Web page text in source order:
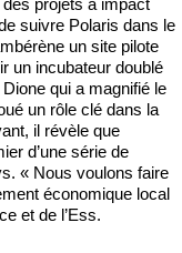
projets à impact
suivre Polaris dans le
un site pilote
un incubateur doublé
qui a magnifié le
un rôle clé dans la
il révèle que
d’une série de
« Nous voulons faire
économique local
et de l’Ess.